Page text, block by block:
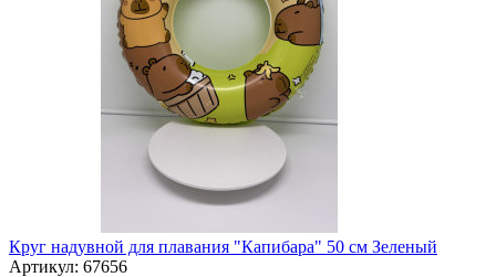
Круг надувной для плавания "Капибара" 50 см Зеленый
Артикул: 67656